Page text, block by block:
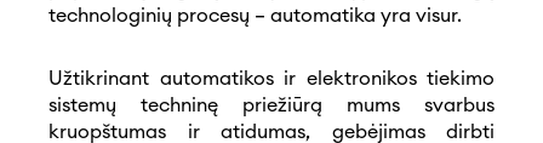
technologinių procesų – automatika yra visur.
Užtikrinant automatikos ir elektronikos tiekimo
sistemų techninę priežiūrą mums svarbus
kruopštumas ir atidumas, gebėjimas dirbti